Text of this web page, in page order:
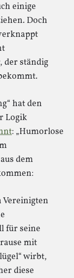
einige
Doch
der ständig
hat den
Logik
: „Humorlose
dem
Vereinigten
für seine
mit
wirbt,
diese